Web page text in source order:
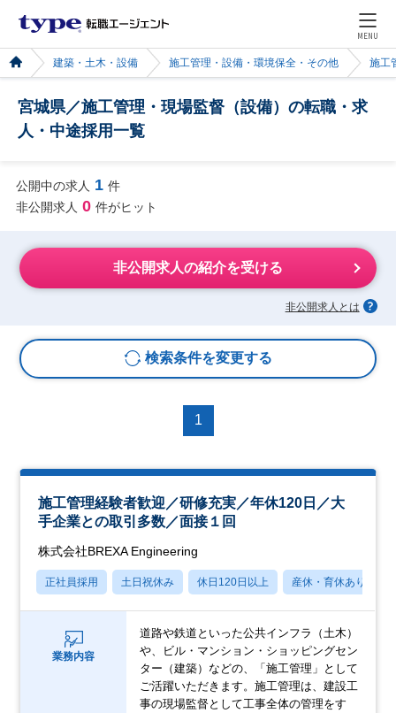
MENU
建築・土木・設備 施工管理・設備・環境保全・その他 施工
宮城県／施工管理・現場監督（設備）の転職・求
人・中途採用一覧
公開中の求人 1 件
非公開求人 0 件がヒット
非公開求人の紹介を受ける
非公開求人とは
検索条件を変更する
1
施工管理経験者歓迎／研修充実／年休120日／大
手企業との取引多数／面接１回
株式会社BREXA Engineering
正社員採用 土日祝休み 休日120日以上 産休・育休あり
業務内容
道路や鉄道といった公共インフラ（土木）
や、ビル・マンション・ショッピングセン
ター（建築）などの、「施工管理」として
ご活躍いただきます。施工管理は、建設工
事の現場監督として工事全体の管理をす